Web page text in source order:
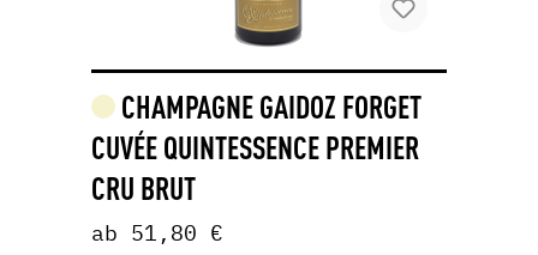
CHAMPAGNE GAIDOZ FORGET
CUVÉE QUINTESSENCE PREMIER
CRU BRUT
ab 51,80 €